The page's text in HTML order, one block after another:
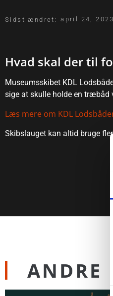
Sidst ændret: april 24, 2023
Hvad skal der til
Museumsskibet KDL
sige at skulle holde en træbåd
Læs mere om KDL
Skibslauget kan altid bruge
ANDRE